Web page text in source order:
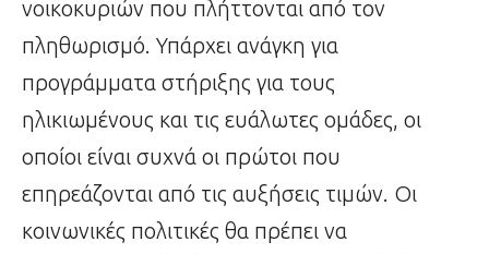
νοικοκυριών που πλήττονται από τον
πληθωρισμό. Υπάρχει ανάγκη για
προγράμματα στήριξης για τους
ηλικιωμένους και τις ευάλωτες ομάδες, οι
οποίοι είναι συχνά οι πρώτοι που
επηρεάζονται από τις αυξήσεις τιμών. Οι
κοινωνικές πολιτικές θα πρέπει να